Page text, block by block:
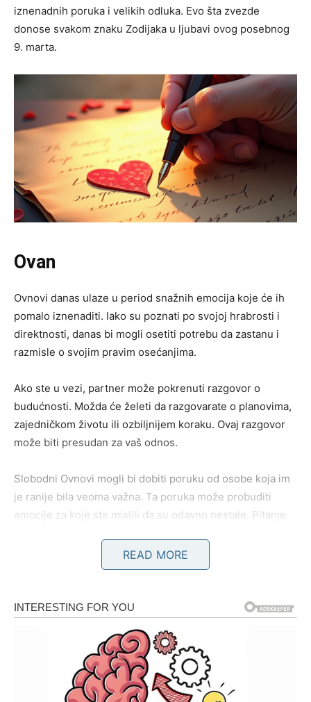
iznenadnih poruka i velikih odluka. Evo šta zvezde
donose svakom znaku Zodijaka u ljubavi ovog posebnog
9. marta.
Ovan
Ovnovi danas ulaze u period snažnih emocija koje će ih
pomalo iznenaditi. Iako su poznati po svojoj hrabrosti i
direktnosti, danas bi mogli osetiti potrebu da zastanu i
razmisle o svojim pravim osećanjima.
Ako ste u vezi, partner može pokrenuti razgovor o
budućnosti. Možda će želeti da razgovarate o planovima,
zajedničkom životu ili ozbiljnijem koraku. Ovaj razgovor
može biti presudan za vaš odnos.
Slobodni Ovnovi mogli bi dobiti poruku od osobe koja im
je ranije bila veoma važna. Ta poruka može probuditi
emocije za koje ste mislili da su odavno nestale. Pitanje
iskrenost može otvoriti vrata jednoj potpuno novoj
READ MORE